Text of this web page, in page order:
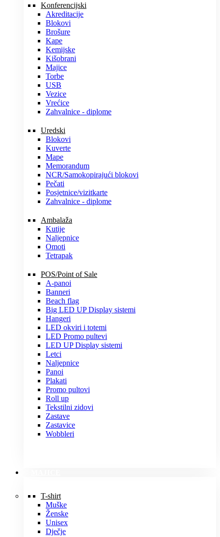
Konferencijski
Akreditacije
Blokovi
Brošure
Kape
Kemijske
Kišobrani
Majice
Torbe
USB
Vezice
Vrećice
Zahvalnice - diplome
Uredski
Blokovi
Kuverte
Mape
Memorandum
NCR/Samokopirajući blokovi
Pečati
Posjetnice/vizitkarte
Zahvalnice - diplome
Ambalaža
Kutije
Naljepnice
Omoti
Tetrapak
POS/Point of Sale
A-panoi
Banneri
Beach flag
Big LED UP Display sistemi
Hangeri
LED okviri i totemi
LED Promo pultevi
LED UP Display sistemi
Letci
Naljepnice
Panoi
Plakati
Promo pultovi
Roll up
Tekstilni zidovi
Zastave
Zastavice
Wobbleri
T-shirt
Muške
Ženske
Unisex
Dječje